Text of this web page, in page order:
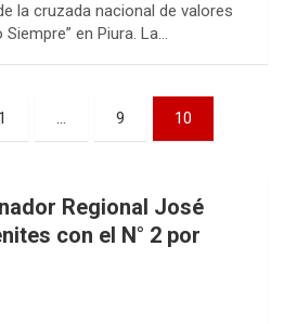
la cruzada nacional de valores
en Piura. La…
1 … 9 10
Regional José
con el N° 2 por